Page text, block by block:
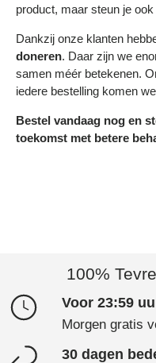
product, maar steun je
Dankzij onze klanten
doneren. Daar zijn we
samen méér betekenen.
iedere bestelling komen
Bestel vandaag nog en
toekomst met betere
100%
Voor 23:59
Morgen gratis
30 dagen